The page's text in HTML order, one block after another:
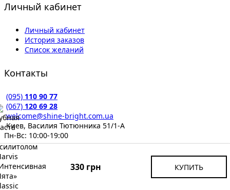
330 грн КУПИТЬ
Личный кабинет
Личный кабинет
История заказов
Список желаний
Контакты
(095) 110 90 77
(067) 120 69 28
welcome@shine-bright.com.ua
Киев, Василия Тютюнника 51/1-А
Пн-Вс: 10:00-19:00
© 2015-2026 by Shine Bright. Все права защищены.
Запрещено любое копирование материалов ресурса без
письменного согласия владельца.